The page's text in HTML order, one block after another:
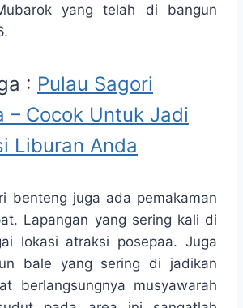
yang telah di bangun
: Pulau Sagori
– Cocok Untuk Jadi
Liburan Anda
benteng juga ada pemakaman
Lapangan yang sering kali di
lokasi atraksi posepaa. Juga
bale yang sering di jadikan
berlangsungnya musyawarah